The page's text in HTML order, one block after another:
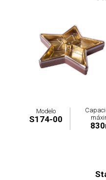
Modelo
S174-00